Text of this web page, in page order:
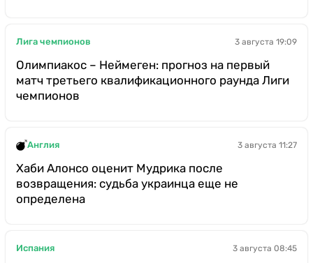
Лига чемпионов 3 августа 19:09
Олимпиакос – Неймеген: прогноз на первый
матч третьего квалификационного раунда Лиги
чемпионов
Англия 3 августа 11:27
Хаби Алонсо оценит Мудрика после
возвращения: судьба украинца еще не
определена
Испания 3 августа 08:45